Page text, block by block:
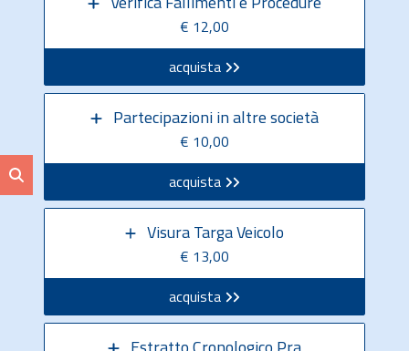
€ 12,00
acquista
Partecipazioni in altre società
€ 10,00
acquista
Visura Targa Veicolo
€ 13,00
acquista